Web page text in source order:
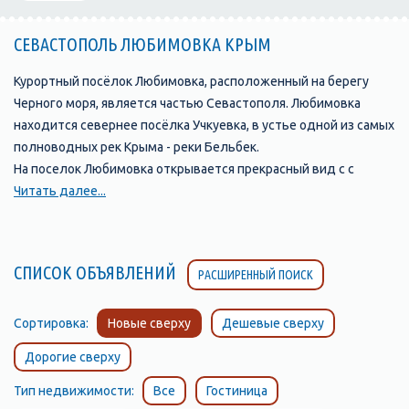
СЕВАСТОПОЛЬ ЛЮБИМОВКА КРЫМ
Курортный посёлок Любимовка, расположенный на берегу
Черного моря, является частью Севастополя. Любимовка
находится севернее посёлка Учкуевка, в устье одной из самых
полноводных рек Крыма - реки Бельбек.
На поселок Любимовка открывается прекрасный вид с с
возвышенности, на которой стоит православная церковь.
славятся своими мускатами. Только здесь производят
натуральный мускат «Алькадар».
замечательным песчаным пляжем, протяжённостью более
километра, разделенным на две части, так как он расположен
по обе стороны от устья реки Бельбек. Пляж с обеих сторон
постепенно переходит в «дикие» пляжи. Это излюбленное
Читать далее...
СПИСОК ОБЪЯВЛЕНИЙ РАСШИРЕННЫЙ ПОИСК
Сортировка: Новые сверху Дешевые сверху
Дорогие сверху
Тип недвижимости: Все Гостиница